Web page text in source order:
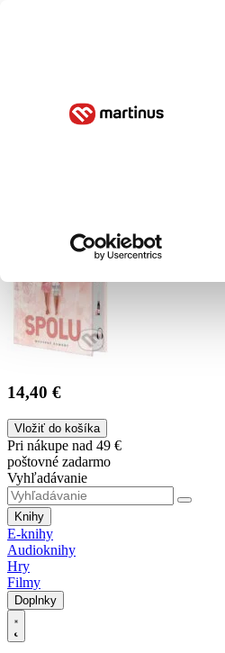
14,40 €
Vložiť do košíka
Pri nákupe nad 49 €
poštovné zadarmo
Vyhľadávanie
Knihy
E-knihy
Audioknihy
Hry
Filmy
Doplnky